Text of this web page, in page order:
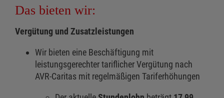
Das bieten wir:
Vergütung und Zusatzleistungen
Wir bieten eine Beschäftigung mit
leistungsgerechter tariflicher Vergütung nach
AVR-Caritas mit regelmäßigen Tariferhöhungen